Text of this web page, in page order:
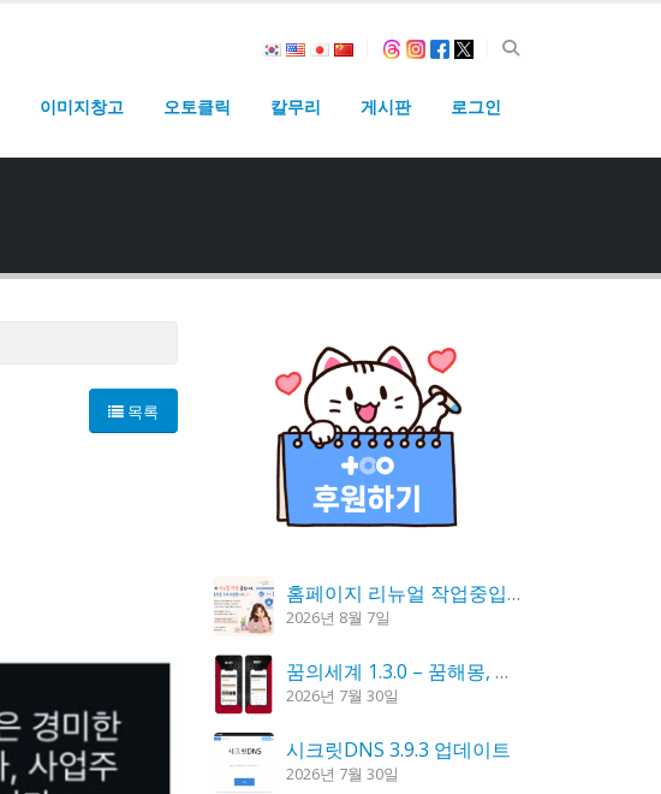
이미지창고 오토클릭 칼무리 게시판 로그인
목록
홈페이지 리뉴얼 작업중입니다.
2026년 8월 7일
꿈의세계 1.3.0 – 꿈해몽, 꿈풀이
2026년 7월 30일
시크릿DNS 3.9.3 업데이트
2026년 7월 30일